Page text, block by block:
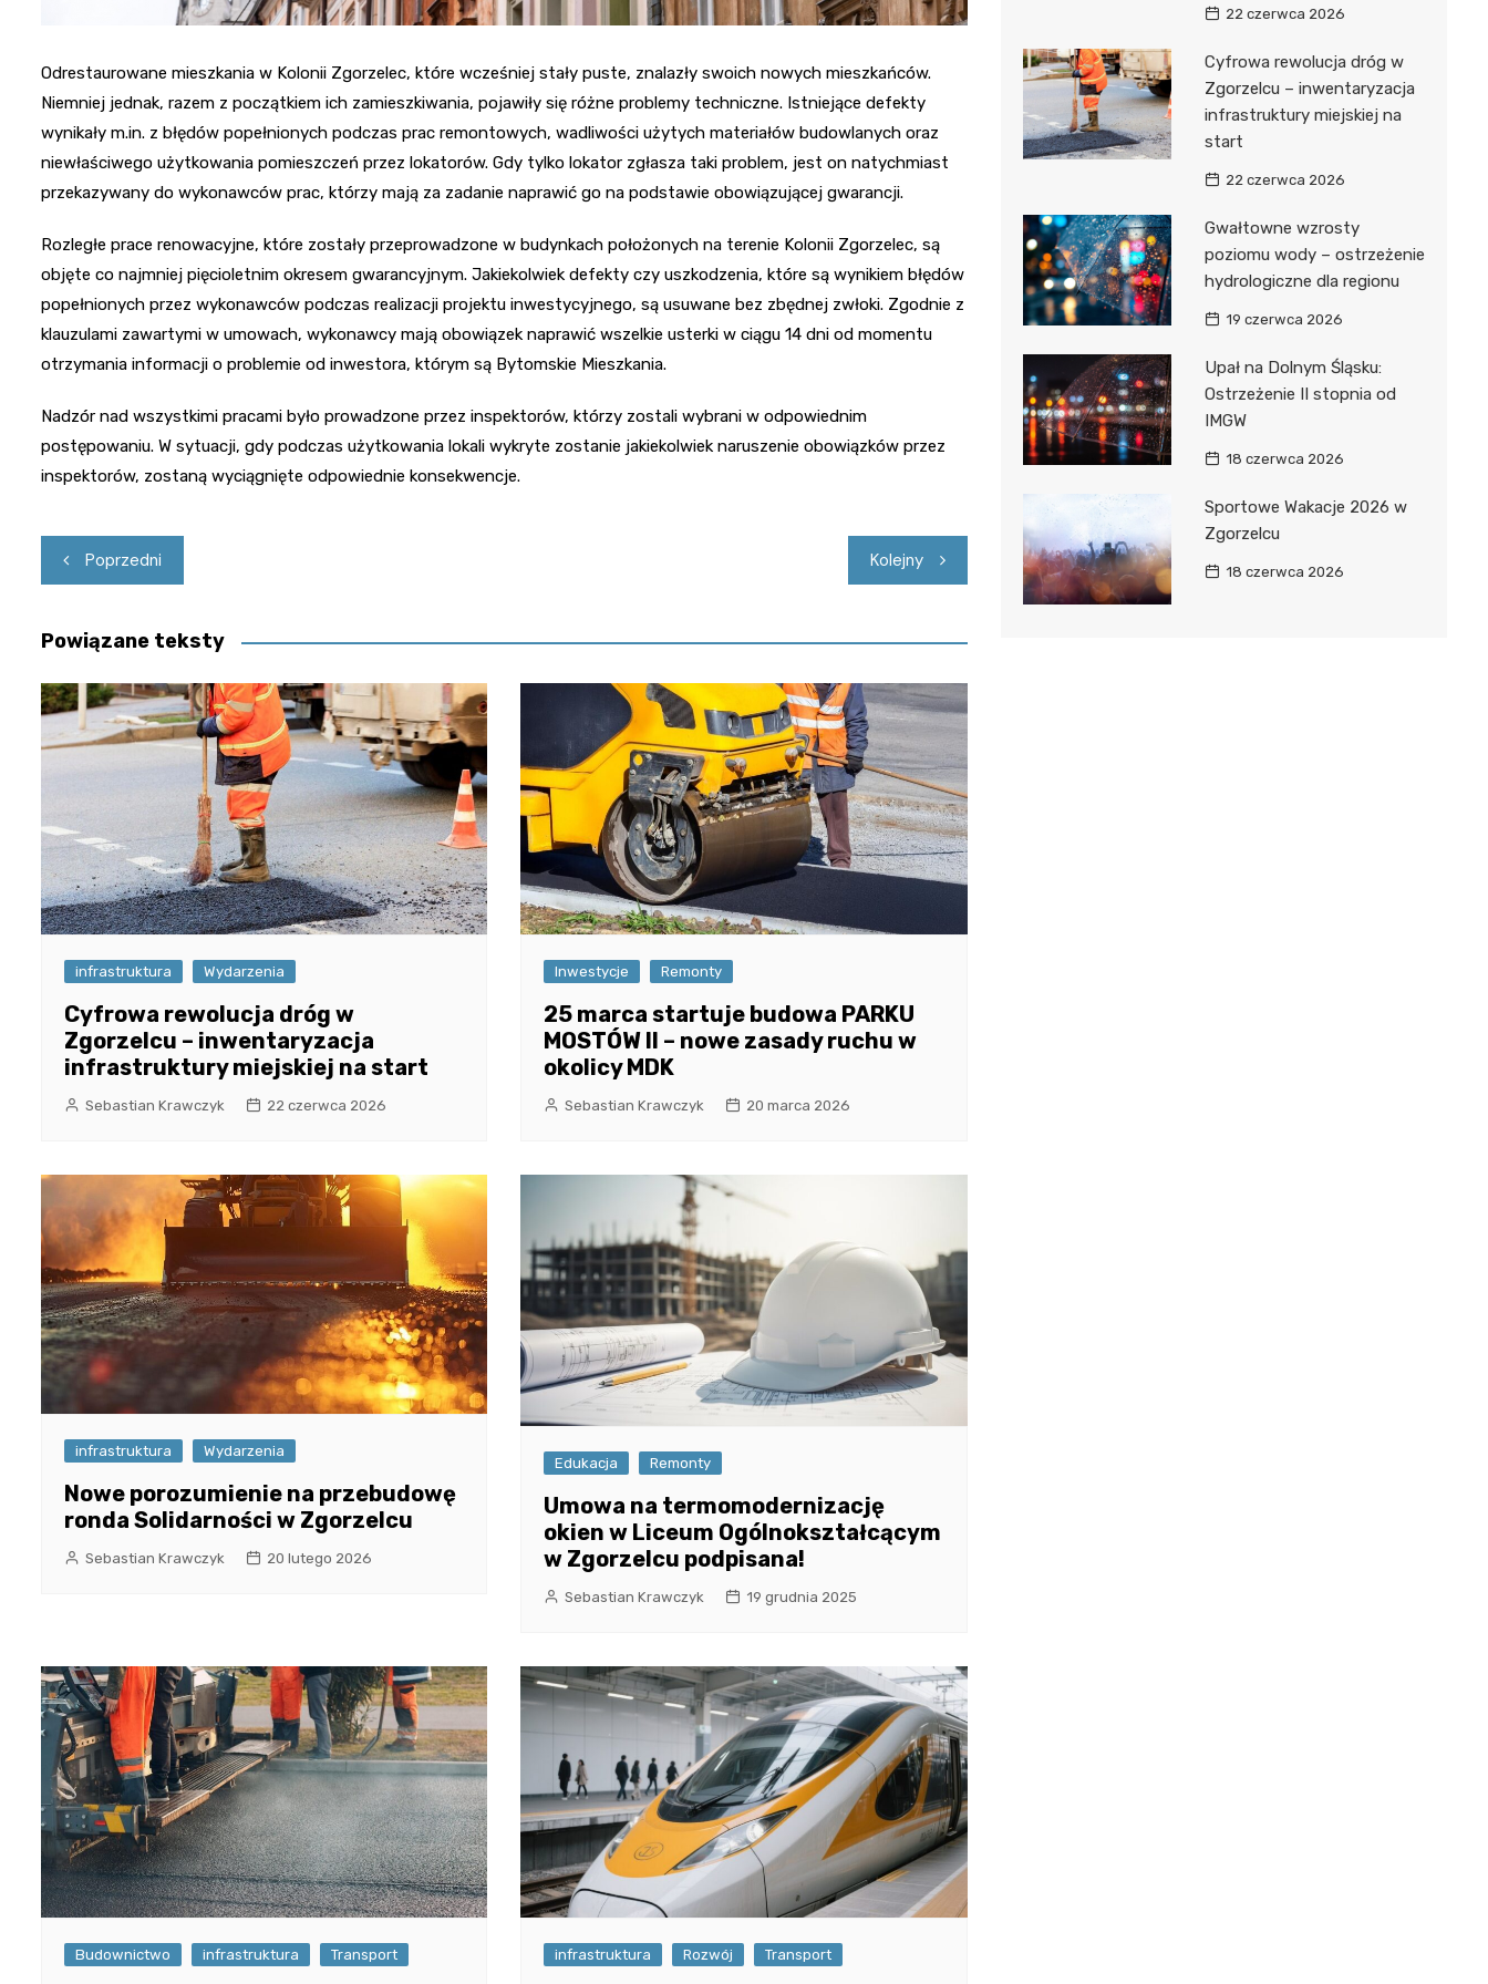
Odrestaurowane mieszkania w Kolonii Zgorzelec, które wcześniej stały puste, znalazły swoich nowych mieszkańców.
Niemniej jednak, razem z początkiem ich zamieszkiwania, pojawiły się różne problemy techniczne. Istniejące defekty
wynikały m.in. z błędów popełnionych podczas prac remontowych, wadliwości użytych materiałów budowlanych oraz
niewłaściwego użytkowania pomieszczeń przez lokatorów. Gdy tylko lokator zgłasza taki problem, jest on natychmiast
przekazywany do wykonawców prac, którzy mają za zadanie naprawić go na podstawie obowiązującej gwarancji.
Rozległe prace renowacyjne, które zostały przeprowadzone w budynkach położonych na terenie Kolonii Zgorzelec, są
objęte co najmniej pięcioletnim okresem gwarancyjnym. Jakiekolwiek defekty czy uszkodzenia, które są wynikiem błędów
popełnionych przez wykonawców podczas realizacji projektu inwestycyjnego, są usuwane bez zbędnej zwłoki. Zgodnie z
klauzulami zawartymi w umowach, wykonawcy mają obowiązek naprawić wszelkie usterki w ciągu 14 dni od momentu
otrzymania informacji o problemie od inwestora, którym są Bytomskie Mieszkania.
Nadzór nad wszystkimi pracami było prowadzone przez inspektorów, którzy zostali wybrani w odpowiednim
postępowaniu. W sytuacji, gdy podczas użytkowania lokali wykryte zostanie jakiekolwiek naruszenie obowiązków przez
inspektorów, zostaną wyciągnięte odpowiednie konsekwencje.
Nawigacja
wpisu
Poprzedni Kolejny
Powiązane teksty
infrastruktura Wydarzenia
Cyfrowa rewolucja dróg w
Zgorzelcu – inwentaryzacja
infrastruktury miejskiej na start
Sebastian Krawczyk 22 czerwca 2026
Inwestycje Remonty
25 marca startuje budowa PARKU
MOSTÓW II – nowe zasady ruchu w
okolicy MDK
Sebastian Krawczyk 20 marca 2026
infrastruktura Wydarzenia
Nowe porozumienie na przebudowę
ronda Solidarności w Zgorzelcu
Sebastian Krawczyk 20 lutego 2026
Edukacja Remonty
Umowa na termomodernizację
okien w Liceum Ogólnokształcącym
w Zgorzelcu podpisana!
Sebastian Krawczyk 19 grudnia 2025
Budownictwo infrastruktura Transport infrastruktura Rozwój Transport
22 czerwca 2026
Cyfrowa rewolucja dróg w
Zgorzelcu – inwentaryzacja
infrastruktury miejskiej na
start
22 czerwca 2026
Gwałtowne wzrosty
poziomu wody – ostrzeżenie
hydrologiczne dla regionu
19 czerwca 2026
Upał na Dolnym Śląsku:
Ostrzeżenie II stopnia od
IMGW
18 czerwca 2026
Sportowe Wakacje 2026 w
Zgorzelcu
18 czerwca 2026